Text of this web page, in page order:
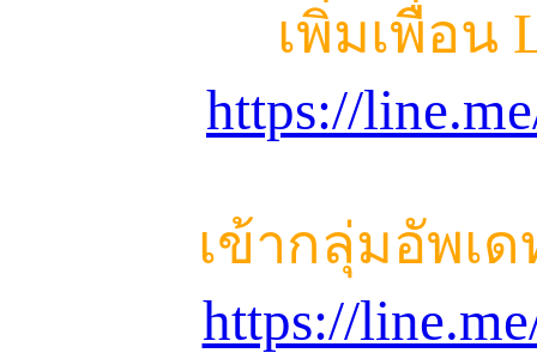
เพิ่มเพื่อน
https://
เข้ากลุ่มอัพเ
https://